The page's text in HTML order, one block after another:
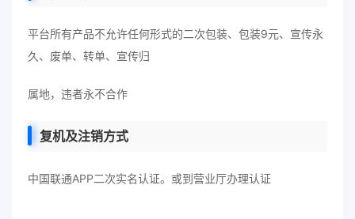
平台所有产品不允许任何形式的二次包装、包装9元、宣传永
久、废单、转单、宣传归
属地，违者永不合作
复机及注销方式
中国联通APP二次实名认证。或到营业厅办理认证